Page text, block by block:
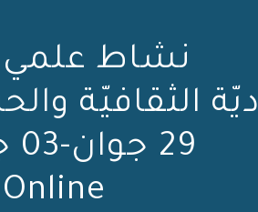
نشاط
الثقافيّة
29 جوان-03 جويلية
Online